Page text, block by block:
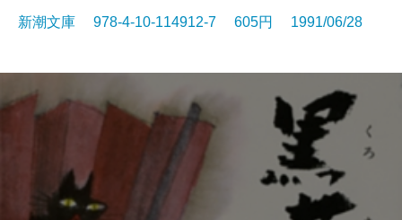
新潮文庫 978-4-10-114912-7 605円 1991/06/28